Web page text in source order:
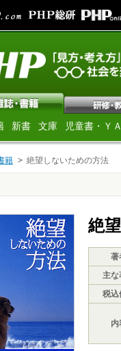
新書 文庫 児童書・ＹＡ
籍 絶望しないための方法
絶
著
主な
税込
内